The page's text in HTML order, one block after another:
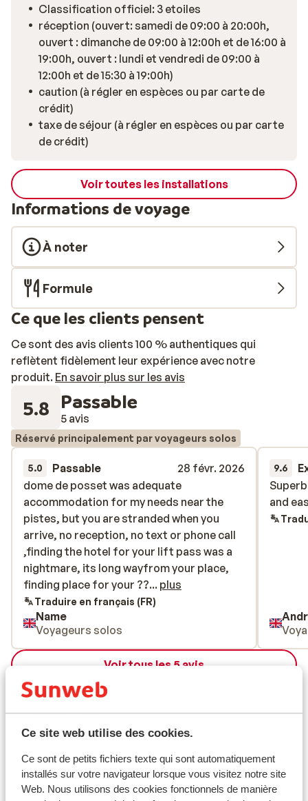
Ce site web utilise des cookies.
Ce sont de petits fichiers texte qui sont automatiquement
installés sur votre navigateur lorsque vous visitez notre site
Web. Nous utilisons des cookies fonctionnels de manière
dont vous pourrez disposer. En choisissant la
Résidence Dôme de Polset, vous faites le choix de vous
sentir comme à la maison et de gagner en autonomie.
Vous ne pourrez pas rêver mieux pour passer un séjour
d’hiver exceptionnel à Val Thorens. Amusez-vous bien
et bonnes vacances!
Classification officiel: 3 etoiles
réception (ouvert: samedi de 09:00 à 20:00h,
ouvert : dimanche de 09:00 à 12:00h et de 16:00 à
19:00h, ouvert : lundi et vendredi de 09:00 à
12:00h et de 15:30 à 19:00h)
caution (à régler en espèces ou par carte de
crédit)
taxe de séjour (à régler en espèces ou par carte
de crédit)
Voir toutes les installations
Informations de voyage
À noter
Formule
Ce que les clients pensent
Ce sont des avis clients 100 % authentiques qui
reflètent fidèlement leur expérience avec notre
produit. En savoir plus sur les avis
5.8 Passable
5 avis
Réservé principalement par voyageurs solos
5.0 Passable
28 févr. 2026
dome de posset was adequate
accommodation for my needs near the
pistes, but you are stranded when you
arrive, no reception, no text or phone call
,finding the hotel for your lift pass was a
nightmare, its long wayfrom your place,
finding place for your ?? keys to collect
,what do you do with all your luggage it's
impossible to cart that around with you as
your doing all these things, so you leave it
at entrance then it could bo stolen, you pay
€500 deposit, then give the apartment a
total spring clean, I could go on and on not
GOOD at all.
dome de posset was adequate
accommodation for my needs near the
pistes, but you are stranded when you
arrive, no reception, no text or phone call
,finding the hotel for your lift pass was a
nightmare, its long wayfrom your place,
finding place for your ??... plus
Traduire en français (FR)
Name
Voyageurs solos
9.6
and
and
Voir tous les 5 avis
Emplacement
Afficher sur la carte